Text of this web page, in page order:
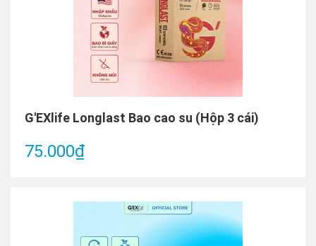
G'EXlife Longlast Bao cao su (Hộp 3 cái)
75.000₫